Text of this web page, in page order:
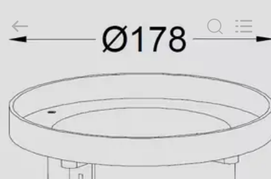
उत्पादों
हमारे
LIGHTING
LIMITED.